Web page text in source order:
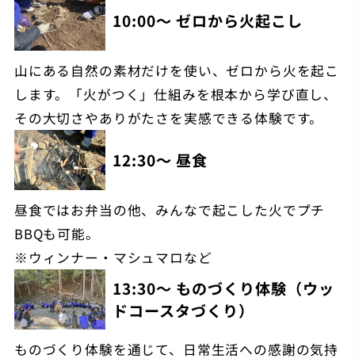
10:00～ ゼロから火起こし
山にある自然の素材だけを使い、ゼロから火を起こ
します。「火がつく」仕組みを根本から学び直し、
その大切さやありがたさを実感できる体験です。
12:30～ 昼食
昼食ではお弁当の他、みんなで起こした火でプチ
BBQも可能。
※ウィンナー・マシュマロなど
13:30～ ものづくり体験（ウッ
ドコースタづくり）
ものづくり体験を通じて、日常生活への感謝の気持